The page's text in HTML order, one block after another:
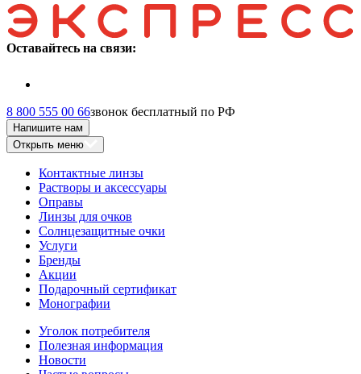
Оставайтесь на связи:
8 800 555 00 66звонок бесплатный по РФ
Напишите нам
Открыть меню
Контактные линзы
Растворы и аксессуары
Оправы
Линзы для очков
Солнцезащитные очки
Услуги
Бренды
Акции
Подарочный сертификат
Монографии
Уголок потребителя
Полезная информация
Новости